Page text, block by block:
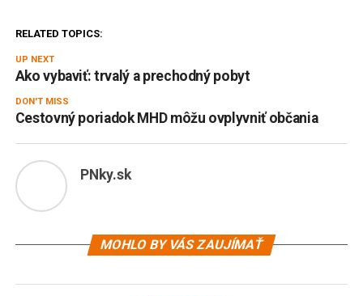
RELATED TOPICS:
UP NEXT
Ako vybaviť: trvalý a prechodný pobyt
DON'T MISS
Cestovný poriadok MHD môžu ovplyvniť občania
PNky.sk
MOHLO BY VÁS ZAUJÍMAŤ